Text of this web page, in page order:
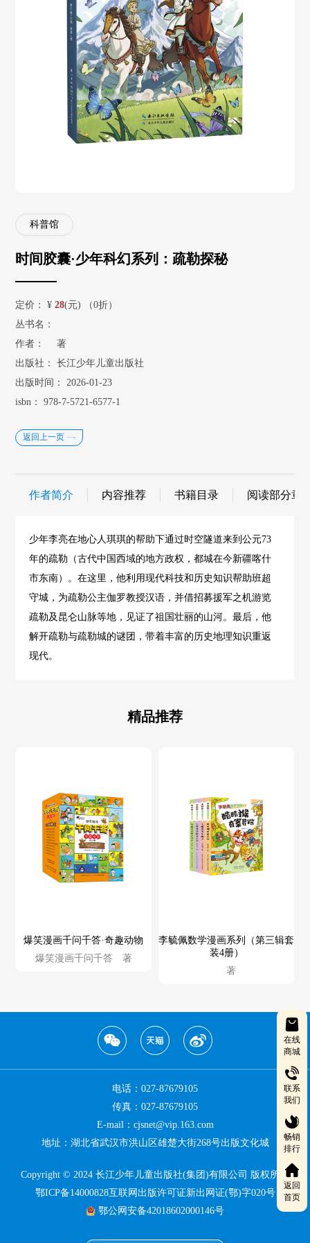
在线
商城
联系
我们
畅销
排行
返回
首页
科普馆
时间胶囊·少年科幻系列：疏勒探秘
定价： ¥28(元) （0折）
丛书名：
作者：
著
出版社：
长江少年儿童出版社
出版时间：
2026-01-23
isbn：
978-7-5721-6577-1
返回上一页
作者简介 内容推荐 书籍目录 阅读部分章
少年李亮在地心人琪琪的帮助下通过时空隧道来到公元73
年的疏勒（古代中国西域的地方政权，都城在今新疆喀什
市东南）。在这里，他利用现代科技和历史知识帮助班超
守城，为疏勒公主伽罗教授汉语，并借招募援军之机游览
疏勒及昆仑山脉等地，见证了祖国壮丽的山河。最后，他
解开疏勒与疏勒城的谜团，带着丰富的历史地理知识重返
现代。
精品推荐
爆笑漫画千问千答·奇趣动物
爆笑漫画千问千答 著
李毓佩数学漫画系列（第三辑套
装4册）
著
电话：027-87679105
传真：027-87679105
E-mail：cjsnet@vip.163.com
地址：湖北省武汉市洪山区雄楚大街268号出版文化城
Copyright © 2024 长江少年儿童出版社(集团)有限公司 版权所有
鄂ICP备14000828互联网出版许可证新出网证(鄂)字020号
鄂公网安备42018602000146号